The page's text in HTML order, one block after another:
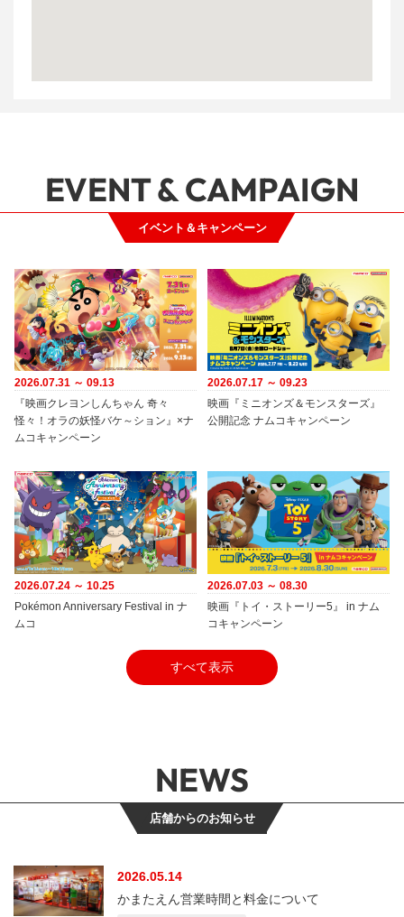
イベント＆キャンペーン
EVENT & CAMPAIGN
2026.07.31 ～ 09.13
『映画クレヨンしんちゃん 奇々
怪々！オラの妖怪バケ～ション』×ナ
ムコキャンペーン
2026.07.17 ～ 09.23
映画『ミニオンズ＆モンスターズ』
公開記念 ナムコキャンペーン
2026.07.24 ～ 10.25
Pokémon Anniversary Festival in ナ
ムコ
2026.07.03 ～ 08.30
映画『トイ・ストーリー5』 in ナム
コキャンペーン
すべて表示
店舗からのお知らせ
NEWS
2026.05.14
かまたえん営業時間と料金について